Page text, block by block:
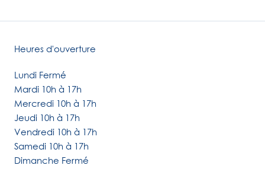
Heures d'ouverture
Lundi Fermé
Mardi 10h à 17h
Mercredi 10h à 17h
Jeudi 10h à 17h
Vendredi 10h à 17h
Samedi 10h à 17h
Dimanche Fermé